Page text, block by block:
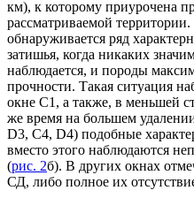
км), к которому приурочена
рассматриваемой
обнаруживается ряд
затишья, когда никаких
наблюдается, и породы
прочности. Такая ситуация
окне С1, а также, в меньшей
же время на большем
D3, C4, D4) подобные
вместо этого наблюдаются
(рис. 2б). В других окнах
СД, либо полное их